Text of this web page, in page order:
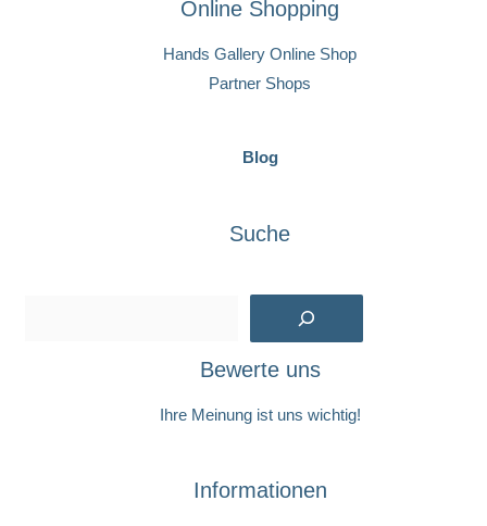
Online Shopping
Hands Gallery Online Shop
Partner Shops
Blog
Suche
Bewerte uns
Ihre Meinung ist uns wichtig!
Informationen